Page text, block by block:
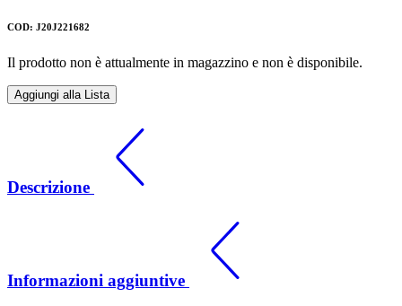
COD: J20J221682
Il prodotto non è attualmente in magazzino e non è disponibile.
Aggiungi alla Lista
Descrizione
Informazioni aggiuntive